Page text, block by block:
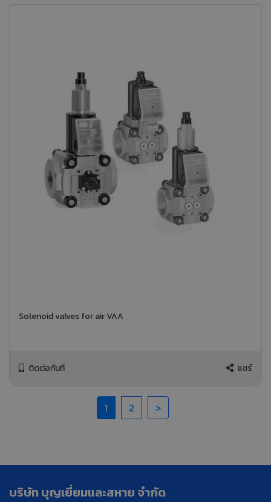
Solenoid valves for air VAA
ติดต่อทันที แชร์
1 2 >
บริษัท บุญเยี่ยมและสหาย จำกัด